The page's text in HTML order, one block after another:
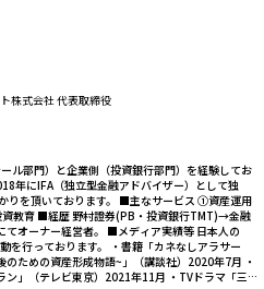
株式会社 代表取締役
ル部門）と企業側（投資銀行部門）を経験してお
年にIFA（独立型金融アドバイザー）として独
す。 ■主なサービス ①資産運用
TMT)→金融
■メディア実績等 日本人の
を行っております。 ・書籍「カネなしアラサー
ための資産形成物語~」（講談社）2020年7月 ・
」（テレビ東京）2021年11月 ・TVドラマ「三